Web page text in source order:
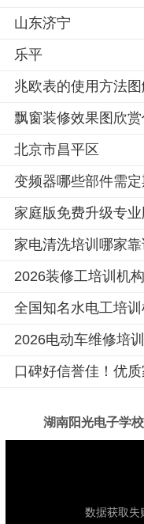
山东济宁
乐平
兆欧表的使用方法
飘窗装修效果图欣
北京市昌平区
变频器哪些部件需
家庭版免费升级专业
家电清洗培训哪家
2026装修工培训机
全国知名水电工培
2026电动车维修培
口碑好信誉佳！优
湖南阳光电子学